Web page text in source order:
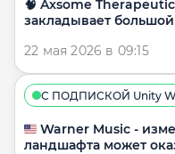
🧠 Axsome
закладывает
22 мая 2026 в 09:15
С ПОДПИСКОЙ Unity
🇺🇸 Warner Music -
ландшафта может